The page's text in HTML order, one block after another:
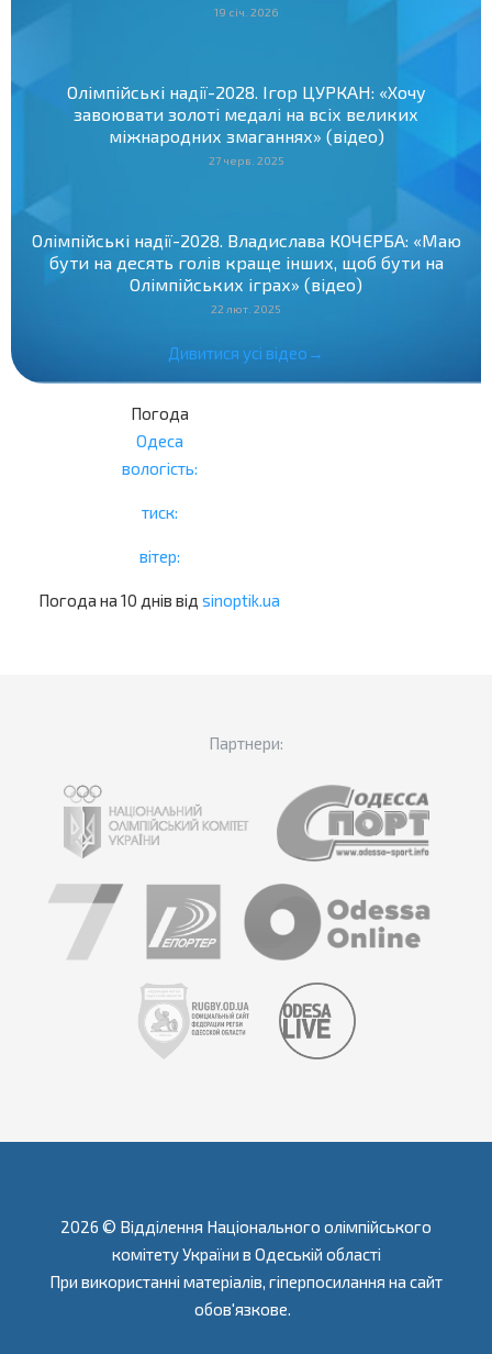
19 січ. 2026
Олімпійські надії-2028. Ігор ЦУРКАН: «Хочу
завоювати золоті медалі на всіх великих
міжнародних змаганнях» (відео)
27 черв. 2025
Олімпійські надії-2028. Владислава КОЧЕРБА: «Маю
бути на десять голів краще інших, щоб бути на
Олімпійських іграх» (відео)
22 лют. 2025
Дивитися усі відео→
Погода
Одеса
вологість:
тиск:
вітер:
Погода на 10 днів від sinoptik.ua
Партнери:
2026 © Відділення Національного олімпійського
комітету України в Одеській області
При використанні матеріалів, гіперпосилання на сайт
обов'язкове.